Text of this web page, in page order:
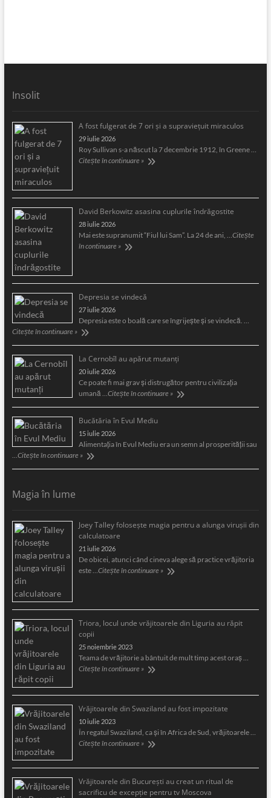
Insolit
A fost fulgerat de 7 ori şi a supravieţuit miraculos
29 iulie 2026
Roy Sullivan s-a născut la 7 decembrie 1912, în Greene …
Citește în continuare »
David Berkowitz asasina cuplurile îndrăgostite
28 iulie 2026
Mai este supranumit “Fiul lui Sam”. La 24 de ani, … Citește
în continuare »
Depresia se vindecă
27 iulie 2026
Depresia este o boală care se îngrijeşte şi se vindecă. …
Citește în continuare »
La Cernobîl au apărut mutanți
20 iulie 2026
Ce poate fi mai grav și distrugător pentru civilizația
umană … Citește în continuare »
Bucătăria în Evul Mediu
15 iulie 2026
Alimentaţia în Evul Mediu era un semn al prosperităţii sau
Citește în continuare »
Magia în lume
Joey Talley foloseşte magia pentru a alunga viruşii din
calculatoare
21 iulie 2026
De obicei, atunci când cineva alege să practice vrăjitoria
este … Citește în continuare »
Triora, locul unde vrăjitoarele din Liguria au răpit
copii
25 noiembrie 2023
Teama de vrăjitorie a bântuit de mult timp acest oraş …
Citește în continuare »
Vrăjitoarele din Swaziland au fost impozitate
10 iulie 2023
În regatul Swaziland, ca și în Africa de Sud, vrăjitoarele …
Citește în continuare »
Vrăjitoarele din București au creat un ritual de
sacrificu de excepție pentru tv Moscova